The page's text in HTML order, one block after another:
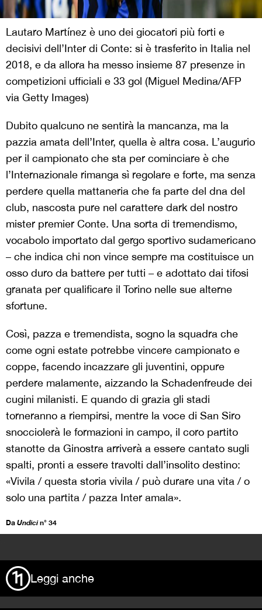
Lautaro Martínez è uno dei giocatori più forti e
decisivi dell’Inter di Conte: si è trasferito in Italia nel
2018, e da allora ha messo insieme 87 presenze in
competizioni ufficiali e 33 gol (Miguel Medina/AFP
via Getty Images)
Dubito qualcuno ne sentirà la mancanza, ma la
pazzia amata dell’Inter, quella è altra cosa. L’augurio
per il campionato che sta per cominciare è che
l’Internazionale rimanga sì regolare e forte, ma senza
perdere quella mattaneria che fa parte del dna del
club, nascosta pure nel carattere dark del nostro
mister premier Conte. Una sorta di tremendismo,
vocabolo importato dal gergo sportivo sudamericano
– che indica chi non vince sempre ma costituisce un
osso duro da battere per tutti – e adottato dai tifosi
granata per qualificare il Torino nelle sue alterne
sfortune.
Così, pazza e tremendista, sogno la squadra che
come ogni estate potrebbe vincere campionato e
coppe, facendo incazzare gli juventini, oppure
perdere malamente, aizzando la Schadenfreude dei
cugini milanisti. E quando di grazia gli stadi
torneranno a riempirsi, mentre la voce di San Siro
snocciolerà le formazioni in campo, il coro partito
stanotte da Ginostra arriverà a essere cantato sugli
spalti, pronti a essere travolti dall’insolito destino:
«Vivila / questa storia vivila / può durare una vita / o
solo una partita / pazza Inter amala».
Da Undicin° 34
Leggi anche